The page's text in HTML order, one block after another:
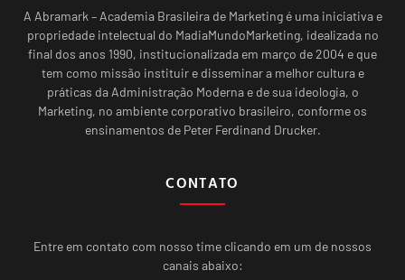
A Abramark – Academia Brasileira de Marketing é uma iniciativa e
propriedade intelectual do MadiaMundoMarketing, idealizada no
final dos anos 1990, institucionalizada em março de 2004 e que
tem como missão instituir e disseminar a melhor cultura e
práticas da Administração Moderna e de sua ideologia, o
Marketing, no ambiente corporativo brasileiro, conforme os
ensinamentos de Peter Ferdinand Drucker.
CONTATO
Entre em contato com nosso time clicando em um de nossos
canais abaixo: